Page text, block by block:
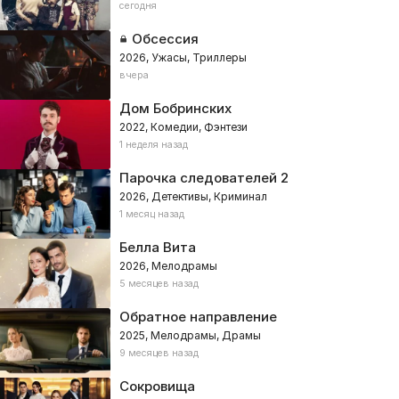
сегодня
Обсессия
2026, Ужасы, Триллеры
вчера
Дом Бобринских
2022, Комедии, Фэнтези
1 неделя назад
Парочка следователей 2
2026, Детективы, Криминал
1 месяц назад
Белла Вита
2026, Мелодрамы
5 месяцев назад
Обратное направление
2025, Мелодрамы, Драмы
9 месяцев назад
Сокровища